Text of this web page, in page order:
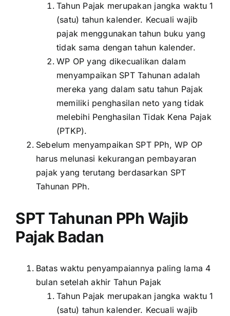
Tahun Pajak merupakan jangka waktu 1
(satu) tahun kalender. Kecuali wajib
pajak menggunakan tahun buku yang
tidak sama dengan tahun kalender.
WP OP yang dikecualikan dalam
menyampaikan SPT Tahunan adalah
mereka yang dalam satu tahun Pajak
memiliki penghasilan neto yang tidak
melebihi Penghasilan Tidak Kena Pajak
(PTKP).
Sebelum menyampaikan SPT PPh, WP OP
harus melunasi kekurangan pembayaran
pajak yang terutang berdasarkan SPT
Tahunan PPh.
SPT Tahunan PPh Wajib
Pajak Badan
Batas waktu penyampaiannya paling lama 4
bulan setelah akhir Tahun Pajak
Tahun Pajak merupakan jangka waktu 1
(satu) tahun kalender. Kecuali wajib